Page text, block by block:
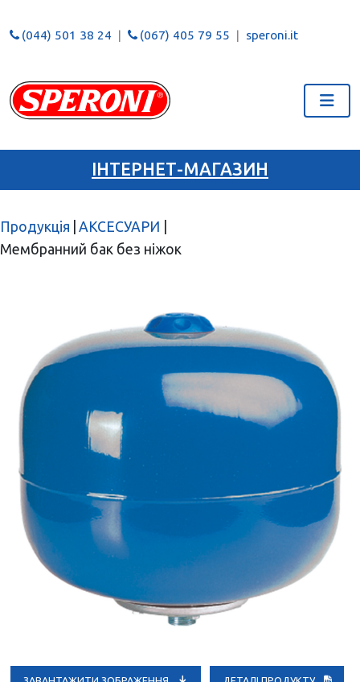
(044) 501 38 24 (067) 405 79 55 speroni.it
ІНТЕРНЕТ-МАГАЗИН
Продукція АКСЕСУАРИ
Мембранний бак без ніжок